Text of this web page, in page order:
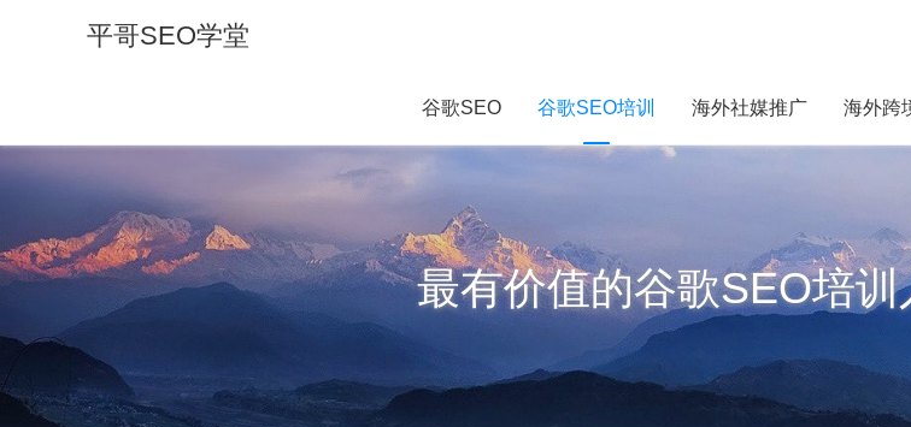
平哥SEO学堂
谷歌SEO 谷歌SEO培训 海外社媒推广 海外跨
最有价值的谷歌SEO培